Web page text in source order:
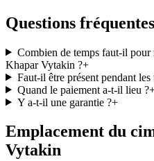
Questions fréquentes
Combien de temps faut-il pour
Khapar Vytakin ?+
Faut-il être présent pendant les
Quand le paiement a-t-il lieu ?
Y a-t-il une garantie ?+
Emplacement du
Vytakin